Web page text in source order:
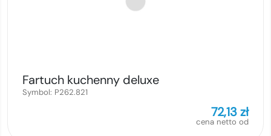
Fartuch kuchenny deluxe
Symbol: P262.821
72,13zł
cena netto od